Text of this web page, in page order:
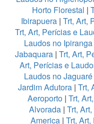
Horto Florestal |
Ibirapuera| Trt, Art,
Trt, Art, Perícias e
Laudos no Ipiranga
Jabaquara | Trt, Art,
Art, Perícias e
Laudos no Jaguaré
Jardim Adutora | Trt,
Aeroporto | Trt,
Alvorada | Trt,
America| Trt,